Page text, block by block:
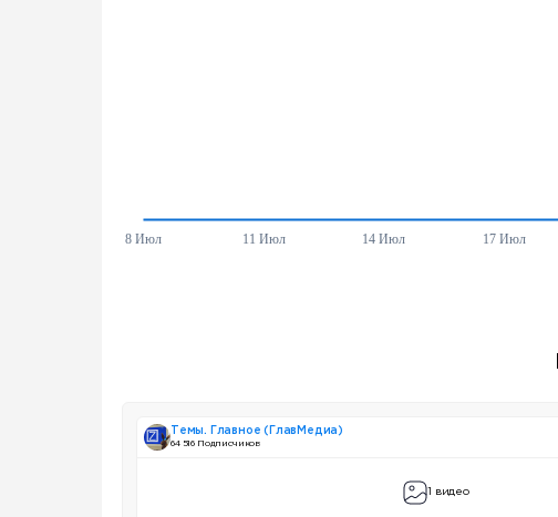
Темы. Главное (ГлавМедиа)
64 516 Подписчиков
1 видео